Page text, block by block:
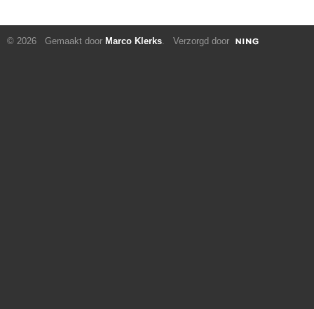
© 2026 Gemaakt door Marco Klerks . Verzorgd door